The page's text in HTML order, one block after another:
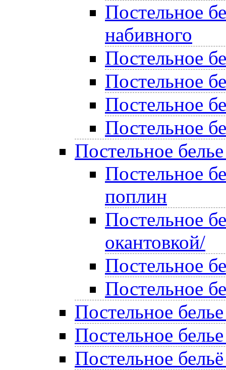
Постельное
набивного
Постельное
Постельное
Постельное
Постельное
Постельное
Постельное
поплин
Постельное
окантовкой/
Постельное
Постельное
Постельное
Постельное
Постельное